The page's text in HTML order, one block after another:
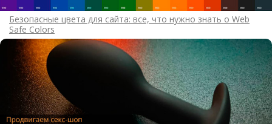
Безопасные цвета для сайта: все, что нужно знать о Web
Safe Colors